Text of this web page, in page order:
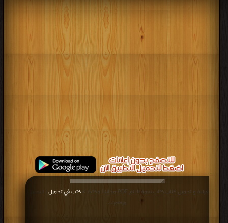
قراءة و تحميل كتاب كتاب نعمة الالم PDF مجانا | مكتبة > كتب في تحميل
| التحميل :
مرة/مرات